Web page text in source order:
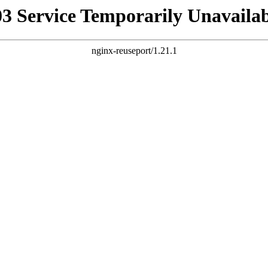
Service Temporarily
nginx-reuseport/1.21.1